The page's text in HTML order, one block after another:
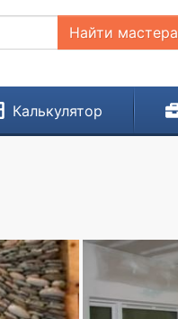
Найти мастера
Калькулятор